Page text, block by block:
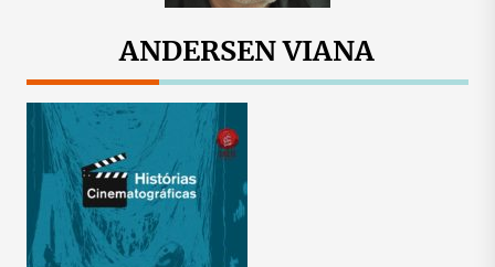
ANDERSEN VIANA